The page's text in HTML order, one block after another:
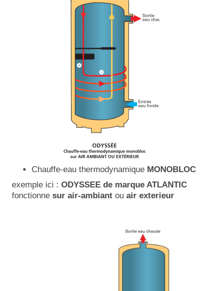
Chauffe-eau thermodynamique MONOBLOC
exemple ici : ODYSSEE de marque ATLANTIC
fonctionne sur air-ambiant ou air exterieur